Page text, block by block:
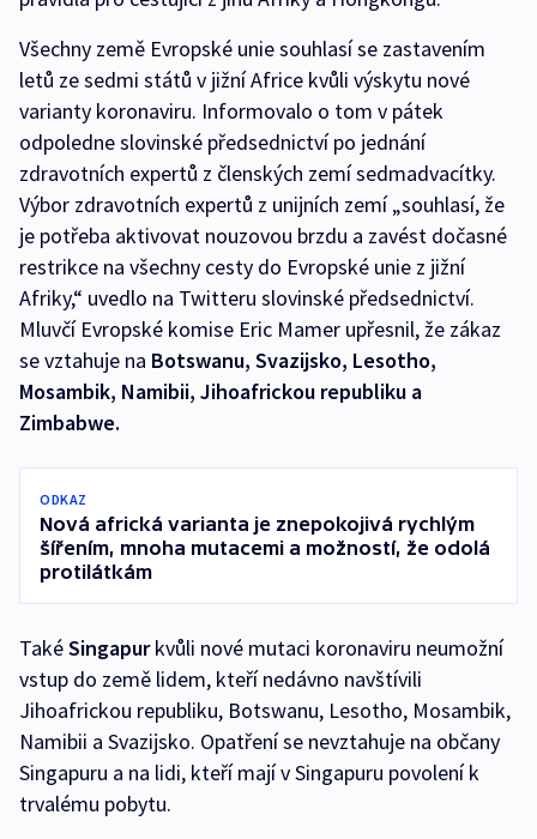
Všechny země Evropské unie souhlasí se zastavením
letů ze sedmi států v jižní Africe kvůli výskytu nové
varianty koronaviru. Informovalo o tom v pátek
odpoledne slovinské předsednictví po jednání
zdravotních expertů z členských zemí sedmadvacítky.
Výbor zdravotních expertů z unijních zemí „souhlasí, že
je potřeba aktivovat nouzovou brzdu a zavést dočasné
restrikce na všechny cesty do Evropské unie z jižní
Afriky,“ uvedlo na Twitteru slovinské předsednictví.
Mluvčí Evropské komise Eric Mamer upřesnil, že zákaz
se vztahuje na Botswanu, Svazijsko, Lesotho,
Mosambik, Namibii, Jihoafrickou republiku a
Zimbabwe.
ODKAZ
Nová africká varianta je znepokojivá rychlým
šířením, mnoha mutacemi a možností, že odolá
protilátkám
TakéSingapurkvůli nové mutaci koronaviru neumožní
vstup do země lidem, kteří nedávno navštívili
Jihoafrickou republiku, Botswanu, Lesotho, Mosambik,
Namibii a Svazijsko. Opatření se nevztahuje na občany
Singapuru a na lidi, kteří mají v Singapuru povolení k
trvalému pobytu.